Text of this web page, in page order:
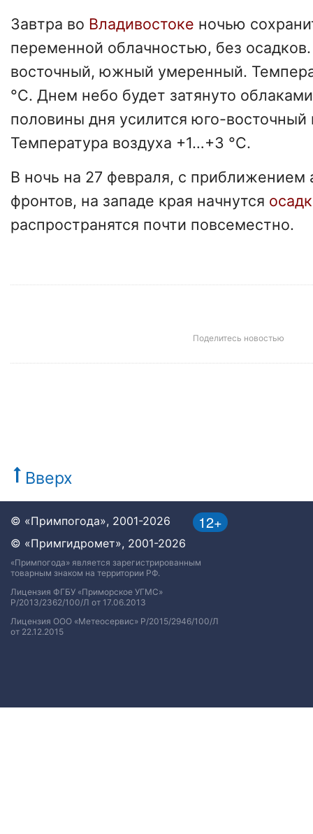
Завтра во Владивостоке ночью
переменной облачностью, без
восточный, южный умеренный.
°C. Днем небо будет затянуто
половины дня усилится юго-восточный
Температура воздуха +1…+3 °C.
В ночь на 27 февраля, с приближением
фронтов, на западе края начнутся
распространятся почти повсеместно.
Поделитесь новостью
Вверх
12+
© «Примпогода», 2001-2026
© «Примгидромет», 2001-2026
«Примпогода» является зарегистрированным
товарным знаком на территории РФ.
Лицензия ФГБУ «Приморское УГМС»
Р/2013/2362/100/Л от 17.06.2013
Лицензия ООО «Метеосервис» Р/2015/2946/100/Л
от 22.12.2015